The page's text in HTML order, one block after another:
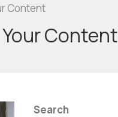
Content
Content
Search